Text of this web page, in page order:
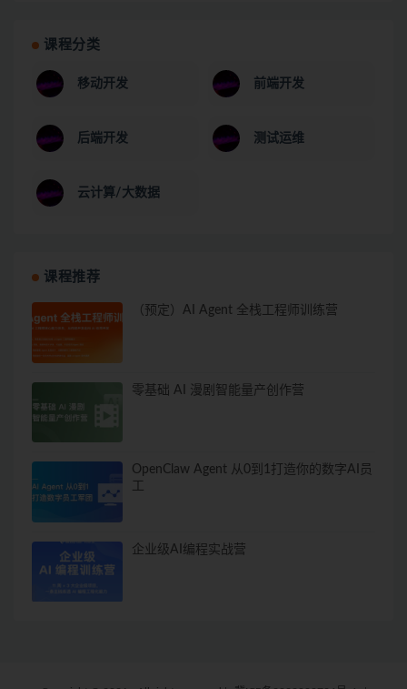
课程分类
移动开发 前端开发
后端开发 测试运维
云计算/大数据
课程推荐
（预定）AI Agent 全栈工程师训练营
零基础 AI 漫剧智能量产创作营
OpenClaw Agent 从0到1打造你的数字AI员
企业级AI编程实战营